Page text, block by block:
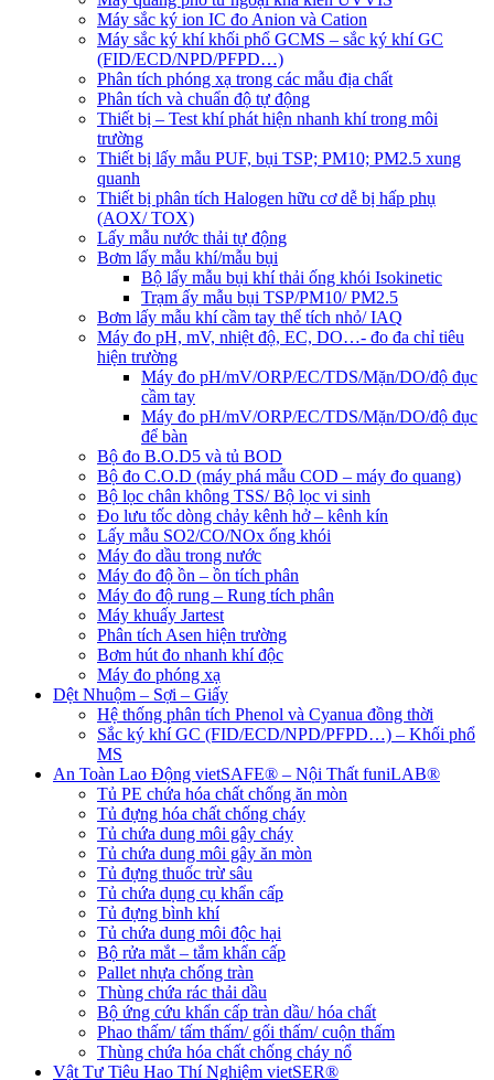
Máy sắc ký ion IC đo Anion và Cation
Máy sắc ký khí khối phổ GCMS – sắc ký khí GC
(FID/ECD/NPD/PFPD…)
Phân tích phóng xạ trong các mẫu địa chất
Phân tích và chuẩn độ tự động
Thiết bị – Test khí phát hiện nhanh khí trong môi
trường
Thiết bị lấy mẫu PUF, bụi TSP; PM10; PM2.5 xung
quanh
Thiết bị phân tích Halogen hữu cơ dễ bị hấp phụ
(AOX/ TOX)
Lấy mẫu nước thải tự động
Bơm lấy mẫu khí/mẫu bụi
Bộ lấy mẫu bụi khí thải ống khói Isokinetic
Trạm ấy mẫu bụi TSP/PM10/ PM2.5
Bơm lấy mẫu khí cầm tay thể tích nhỏ/ IAQ
Máy đo pH, mV, nhiệt độ, EC, DO…- đo đa chỉ tiêu
hiện trường
Máy đo pH/mV/ORP/EC/TDS/Mặn/DO/độ đục
cầm tay
Máy đo pH/mV/ORP/EC/TDS/Mặn/DO/độ đục
để bàn
Bộ đo B.O.D5 và tủ BOD
Bộ đo C.O.D (máy phá mẫu COD – máy đo quang)
Bộ lọc chân không TSS/ Bộ lọc vi sinh
Đo lưu tốc dòng chảy kênh hở – kênh kín
Lấy mẫu SO2/CO/NOx ống khói
Máy đo dầu trong nước
Máy đo độ ồn – ồn tích phân
Máy đo độ rung – Rung tích phân
Máy khuấy Jartest
Phân tích Asen hiện trường
Bơm hút đo nhanh khí độc
Máy đo phóng xạ
Dệt Nhuộm – Sợi – Giấy
Hệ thống phân tích Phenol và Cyanua đồng thời
Sắc ký khí GC (FID/ECD/NPD/PFPD…) – Khối phổ
MS
An Toàn Lao Động vietSAFE® – Nội Thất funiLAB®
Tủ PE chứa hóa chất chống ăn mòn
Tủ đựng hóa chất chống cháy
Tủ chứa dung môi gây cháy
Tủ chứa dung môi gây ăn mòn
Tủ đựng thuốc trừ sâu
Tủ chứa dụng cụ khẩn cấp
Tủ đựng bình khí
Tủ chứa dung môi độc hại
Bộ rửa mắt – tắm khẩn cấp
Pallet nhựa chống tràn
Thùng chứa rác thải dầu
Bộ ứng cứu khẩn cấp tràn dầu/ hóa chất
Phao thấm/ tấm thấm/ gối thấm/ cuộn thấm
Thùng chứa hóa chất chống cháy nổ
Vật Tư Tiêu Hao Thí Nghiệm vietSER®